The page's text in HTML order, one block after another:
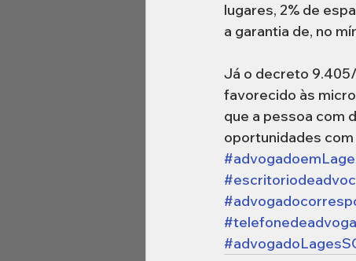
lugares, 2% de
a garantia de, no
Já o decreto
favorecido às
que a pessoa com
oportunidades